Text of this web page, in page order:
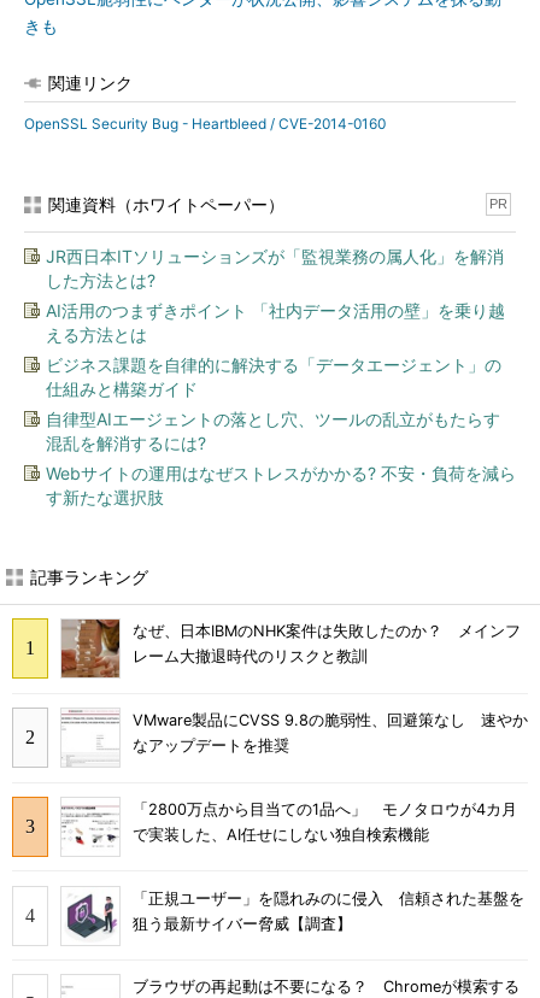
きも
関連リンク
OpenSSL Security Bug - Heartbleed / CVE-2014-0160
関連資料（ホワイトペーパー） PR
JR西日本ITソリューションズが「監視業務の属人化」を解消
した方法とは?
AI活用のつまずきポイント 「社内データ活用の壁」を乗り越
える方法とは
ビジネス課題を自律的に解決する「データエージェント」の
仕組みと構築ガイド
自律型AIエージェントの落とし穴、ツールの乱立がもたらす
混乱を解消するには?
Webサイトの運用はなぜストレスがかかる? 不安・負荷を減ら
す新たな選択肢
記事ランキング
なぜ、日本IBMのNHK案件は失敗したのか？ メインフ
レーム大撤退時代のリスクと教訓
VMware製品にCVSS 9.8の脆弱性、回避策なし 速やか
なアップデートを推奨
「2800万点から目当ての1品へ」 モノタロウが4カ月
で実装した、AI任せにしない独自検索機能
「正規ユーザー」を隠れみのに侵入 信頼された基盤を
狙う最新サイバー脅威【調査】
ブラウザの再起動は不要になる？ Chromeが模索する